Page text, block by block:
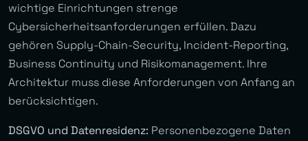
wichtige Einrichtungen strenge
Cybersicherheitsanforderungen erfüllen. Dazu
gehören Supply-Chain-Security, Incident-Reporting,
Business Continuity und Risikomanagement. Ihre
Architektur muss diese Anforderungen von Anfang an
berücksichtigen.
DSGVO und Datenresidenz: Personenbezogene Daten